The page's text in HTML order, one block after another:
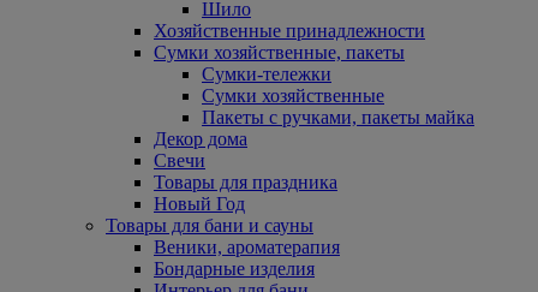
Шило
Хозяйственные принадлежности
Сумки хозяйственные, пакеты
Сумки-тележки
Сумки хозяйственные
Пакеты с ручками, пакеты майка
Декор дома
Свечи
Товары для праздника
Новый Год
Товары для бани и сауны
Веники, ароматерапия
Бондарные изделия